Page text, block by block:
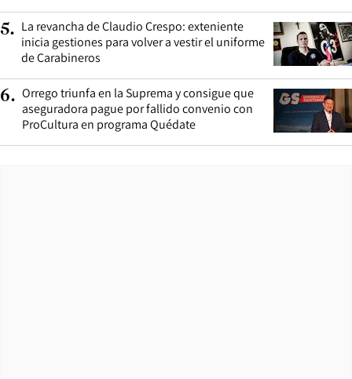
5. La revancha de Claudio Crespo: exteniente
inicia gestiones para volver a vestir el uniforme
de Carabineros
6. Orrego triunfa en la Suprema y consigue que
aseguradora pague por fallido convenio con
ProCultura en programa Quédate